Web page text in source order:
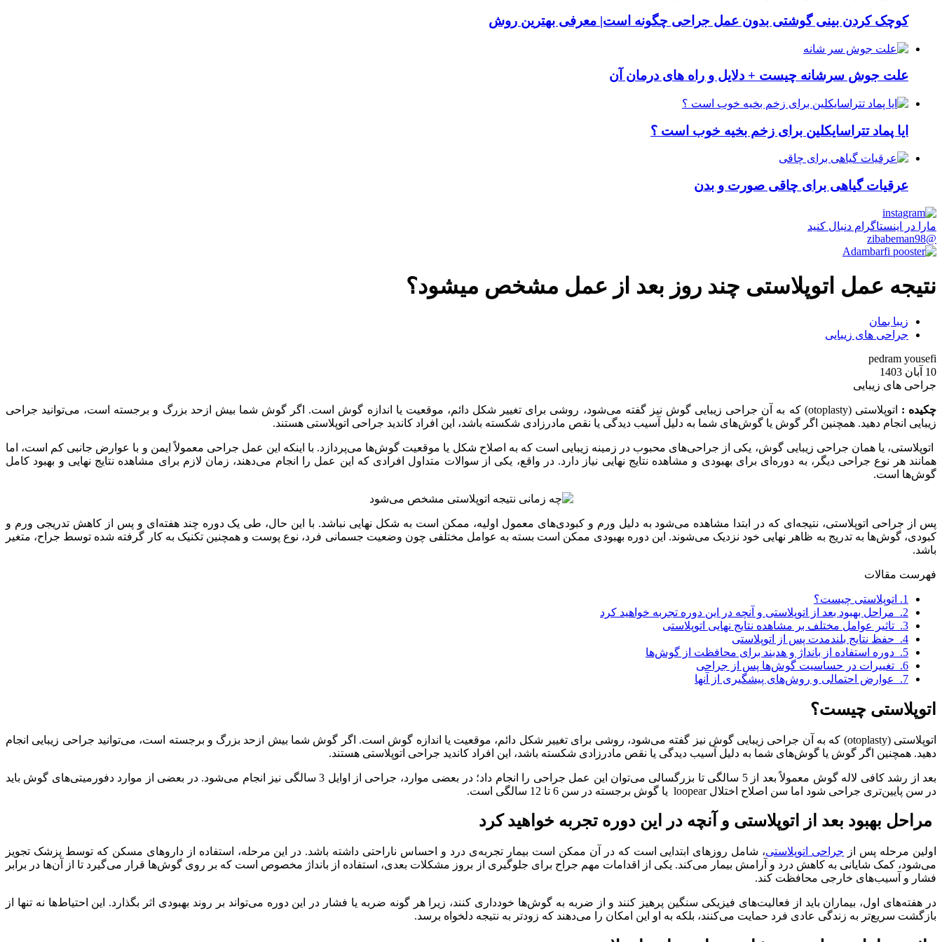
کوچک کردن بینی گوشتی بدون عمل جراحی چگونه است| معرفی بهترین روش
علت جوش سرشانه چیست + دلایل و راه های درمان آن
ایا پماد تتراسایکلین برای زخم بخیه خوب است ؟
عرقیات گیاهی برای چاقی صورت و بدن
مارا در اینستاگرام دنبال کنید
@zibabeman98
نتیجه عمل اتوپلاستی چند روز بعد از عمل مشخص میشود؟
زیبا بمان
جراحی های زیبایی
pedram yousefi
10 آبان 1403
جراحی های زیبایی
چکیده :
اتوپلاستی (otoplasty) که به آن جراحی زیبایی گوش نیز گفته می‌شود، روشی برای تغییر شکل دائم، موقعیت یا اندازه گوش است. اگر گوش شما بیش ازحد بزرگ و برجسته است، می‌توانید جراحی
زیبایی انجام دهید. همچنین اگر گوش یا گوش‌های شما به دلیل آسیب دیدگی یا نقص مادرزادی شکسته باشد، این افراد کاندید جراحی اتوپلاستی هستند.
اتوپلاستی، یا همان جراحی زیبایی گوش، یکی از جراحی‌های محبوب در زمینه زیبایی است که به اصلاح شکل یا موقعیت گوش‌ها می‌پردازد. با اینکه این عمل جراحی معمولاً ایمن و با عوارض جانبی کم است، اما
همانند هر نوع جراحی دیگر، به دوره‌ای برای بهبودی و مشاهده نتایج نهایی نیاز دارد. در واقع، یکی از سوالات متداول افرادی که این عمل را انجام می‌دهند، زمان لازم برای مشاهده نتایج نهایی و بهبود کامل
گوش‌ها است.
پس از جراحی اتوپلاستی، نتیجه‌ای که در ابتدا مشاهده می‌شود به دلیل ورم و کبودی‌های معمول اولیه، ممکن است به شکل نهایی نباشد. با این حال، طی یک دوره چند هفته‌ای و پس از کاهش تدریجی ورم و
کبودی، گوش‌ها به تدریج به ظاهر نهایی خود نزدیک می‌شوند. این دوره بهبودی ممکن است بسته به عوامل مختلفی چون وضعیت جسمانی فرد، نوع پوست و همچنین تکنیک به کار گرفته شده توسط جراح، متغیر
باشد.
فهرست مقالات
1.
اتوپلاستی چیست؟
2.
مراحل بهبود بعد از اتوپلاستی و آنچه در این دوره تجربه خواهید کرد
3.
تاثیر عوامل مختلف بر مشاهده نتایج نهایی اتوپلاستی
4.
حفظ نتایج بلندمدت پس از اتوپلاستی
5.
دوره استفاده از بانداژ و هدبند برای محافظت از گوش‌ها
6.
تغییرات در حساسیت گوش‌ها پس از جراحی
7.
عوارض احتمالی و روش‌های پیشگیری از آنها
اتوپلاستی چیست؟
اتوپلاستی (otoplasty) که به آن جراحی زیبایی گوش نیز گفته می‌شود، روشی برای تغییر شکل دائم، موقعیت یا اندازه گوش است. اگر گوش شما بیش ازحد بزرگ و برجسته است، می‌توانید جراحی زیبایی انجام
دهید. همچنین اگر گوش یا گوش‌های شما به دلیل آسیب دیدگی یا نقص مادرزادی شکسته باشد، این افراد کاندید جراحی اتوپلاستی هستند.
بعد از رشد کافی لاله گوش معمولاً بعد از 5 سالگی تا بزرگسالی می‌توان این عمل جراحی را انجام داد؛ در بعضی موارد، جراحی از اوایل 3 سالگی نیز انجام می‌شود. در بعضی از موارد دفورمیتی‌های گوش باید
در سن پایین‌تری جراحی شود اما سن اصلاح اختلال loopear یا گوش برجسته در سن 6 تا 12 سالگی است.
مراحل بهبود بعد از اتوپلاستی و آنچه در این دوره تجربه خواهید کرد
اولین مرحله پس از جراحی اتوپلاستی، شامل روزهای ابتدایی است که در آن ممکن است بیمار تجربه‌ی درد و احساس ناراحتی داشته باشد. در این مرحله، استفاده از داروهای مسکن که توسط پزشک تجویز
می‌شود، کمک شایانی به کاهش درد و آرامش بیمار می‌کند. یکی از اقدامات مهم جراح برای جلوگیری از بروز مشکلات بعدی، استفاده از بانداژ مخصوص است که بر روی گوش‌ها قرار می‌گیرد تا از آن‌ها در برابر
فشار و آسیب‌های خارجی محافظت کند.
در هفته‌های اول، بیماران باید از فعالیت‌های فیزیکی سنگین پرهیز کنند و از ضربه به گوش‌ها خودداری کنند، زیرا هر گونه ضربه یا فشار در این دوره می‌تواند بر روند بهبودی اثر بگذارد. این احتیاط‌ها نه تنها از
بازگشت سریع‌تر به زندگی عادی فرد حمایت می‌کنند، بلکه به او این امکان را می‌دهند که زودتر به نتیجه دلخواه برسد.